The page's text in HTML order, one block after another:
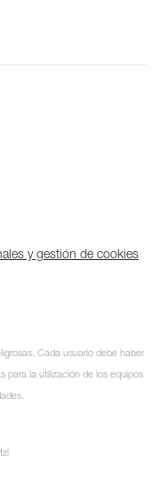
y gestión de cookies
Cada usuario debe haber
para la utilización de los equipos